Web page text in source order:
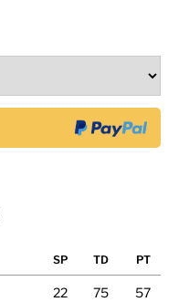
22 75 57